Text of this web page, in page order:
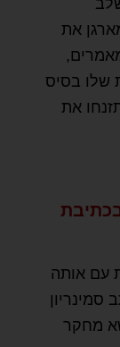
את
שלו בסיס
את
עם אותה
סמינריון
מחקר